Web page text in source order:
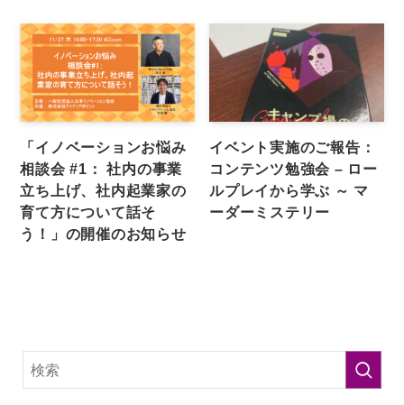
「イノベーションお悩み
相談会 #1： 社内の事業
立ち上げ、社内起業家の
育て方について話そ
う！」の開催のお知らせ
イベント実施のご報告：
コンテンツ勉強会 – ロー
ルプレイから学ぶ ～ マ
ーダーミステリー